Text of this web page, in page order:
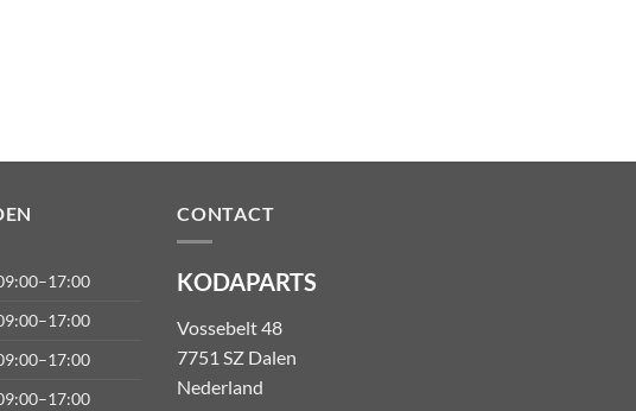
CONTACT
KODAPARTS
Vossebelt 48
7751 SZ Dalen
Nederland